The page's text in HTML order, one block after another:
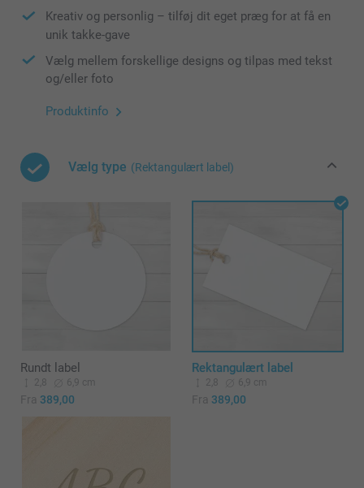
Kreativ og personlig – tilføj dit eget præg for at få en
unik takke-gave
Vælg mellem forskellige designs og tilpas med tekst
og/eller foto
Produktinfo
Vælg type (Rektangulært label)
Rundt label
2,8 6,9 cm
Fra 389,00
Rektangulært label
2,8 6,9 cm
Fra 389,00